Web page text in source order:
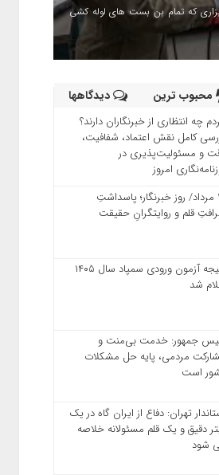
که تمام بن بست های لوله کشی
محبوب ترین دیدگاهها
چه انتظاری از خبرنگاران دارند؟
کامل نقش اعتماد، شفافیت،
و مسئولیت‌پذیری در
امروز
۱۷ مرداد/ روز خبرنگار؛ پاسداشتِ
قلم و روایتگرانِ حقیقت
نتیجه آزمون ورودی سمپاد سال ۱۴۰۵
شد
جمهور: خدمت بی‌منت و
مردمی، پایه حل مشکلات
است
تهران: دفاع از ایران گاه در یک
دقیق و یک قلم مسئولانه خلاصه
شود